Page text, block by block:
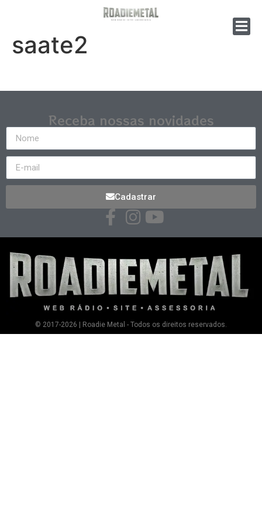
saate2
Receba nossas novidades
Cadastrar
© 2017-2026 | Roadie Metal - Todos os direitos reservados.